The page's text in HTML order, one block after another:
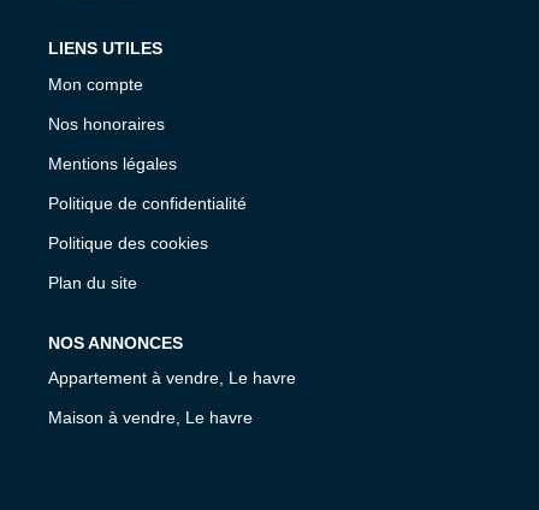
LIENS UTILES
Mon compte
Nos honoraires
Mentions légales
Politique de confidentialité
Politique des cookies
Plan du site
NOS ANNONCES
Appartement à vendre, Le havre
Maison à vendre, Le havre